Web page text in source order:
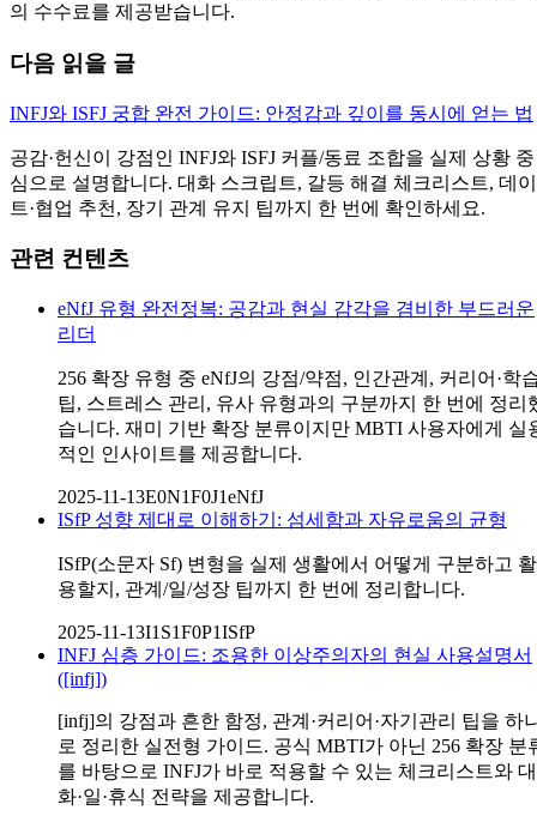
의 수수료를 제공받습니다.
다음 읽을 글
INFJ와 ISFJ 궁합 완전 가이드: 안정감과 깊이를 동시에 얻는 법
공감·헌신이 강점인 INFJ와 ISFJ 커플/동료 조합을 실제 상황 중
심으로 설명합니다. 대화 스크립트, 갈등 해결 체크리스트, 데이
트·협업 추천, 장기 관계 유지 팁까지 한 번에 확인하세요.
관련 컨텐츠
eNfJ 유형 완전정복: 공감과 현실 감각을 겸비한 부드러운
리더
256 확장 유형 중 eNfJ의 강점/약점, 인간관계, 커리어·학
팁, 스트레스 관리, 유사 유형과의 구분까지 한 번에 정리
습니다. 재미 기반 확장 분류이지만 MBTI 사용자에게 실
적인 인사이트를 제공합니다.
2025-11-13E0N1F0J1eNfJ
ISfP 성향 제대로 이해하기: 섬세함과 자유로움의 균형
ISfP(소문자 Sf) 변형을 실제 생활에서 어떻게 구분하고 활
용할지, 관계/일/성장 팁까지 한 번에 정리합니다.
2025-11-13I1S1F0P1ISfP
INFJ 심층 가이드: 조용한 이상주의자의 현실 사용설명서
([infj])
[infj]의 강점과 흔한 함정, 관계·커리어·자기관리 팁을 하
로 정리한 실전형 가이드. 공식 MBTI가 아닌 256 확장 분
를 바탕으로 INFJ가 바로 적용할 수 있는 체크리스트와 대
화·일·휴식 전략을 제공합니다.